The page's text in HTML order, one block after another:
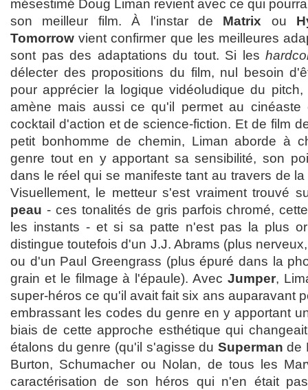
mésestimé Doug Liman revient avec ce qui
son meilleur film. À l'instar de Matrix ou
Tomorrow vient confirmer que les meilleures
sont pas des adaptations du tout. Si les
délecter des propositions du film, nul besoin
pour apprécier la logique vidéoludique du
amène mais aussi ce qu'il permet au cinéaste
cocktail d'action et de science-fiction. Et de film
petit bonhomme de chemin, Liman aborde à
genre tout en y apportant sa sensibilité, son
dans le réel qui se manifeste tant au travers de
Visuellement, le metteur s'est vraiment trouvé
peau - ces tonalités de gris parfois chromé,
les instants - et si sa patte n'est pas la plus
distingue toutefois d'un J.J. Abrams (plus
ou d'un Paul Greengrass (plus épuré dans la
grain et le filmage à l'épaule). Avec Jumper,
super-héros ce qu'il avait fait six ans auparavant
embrassant les codes du genre en y apportant
biais de cette approche esthétique qui
étalons du genre (qu'il s'agisse du Superman de
Burton, Schumacher ou Nolan, de tous les
caractérisation de son héros qui n'en était